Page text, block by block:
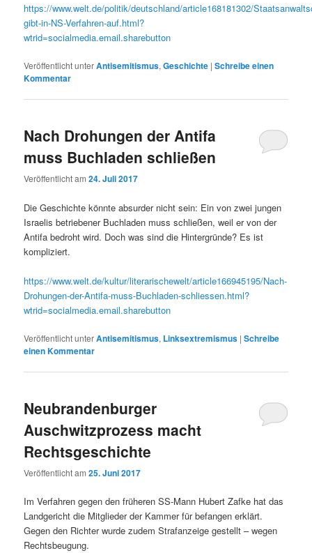
https://www.welt.de/politik/deutschland/article168181302/
gibt-in-NS-Verfahren-auf.html?
wtrid=socialmedia.email.sharebutton
Veröffentlicht unterAntisemitismus,Geschichte |Schreibe einen
Kommentar
Nach Drohungen der Antifa
muss Buchladen schließen
Veröffentlicht am24. Juli 2017
Die Geschichte könnte absurder nicht sein: Ein von zwei jungen
Israelis betriebener Buchladen muss schließen, weil er von der
Antifa bedroht wird. Doch was sind die Hintergründe? Es ist
kompliziert.
https://www.welt.de/kultur/literarischewelt/article166945195/Nach-
Drohungen-der-Antifa-muss-Buchladen-schliessen.html?
wtrid=socialmedia.email.sharebutton
Veröffentlicht unterAntisemitismus, Linksextremismus |Schreibe
einen Kommentar
Neubrandenburger
Auschwitzprozess macht
Rechtsgeschichte
Veröffentlicht am25. Juni 2017
Im Verfahren gegen den früheren SS-Mann Hubert Zafke hat das
Landgericht die Mitglieder der Kammer für befangen erklärt.
Gegen den Richter wurde zudem Strafanzeige gestellt – wegen
Rechtsbeugung.